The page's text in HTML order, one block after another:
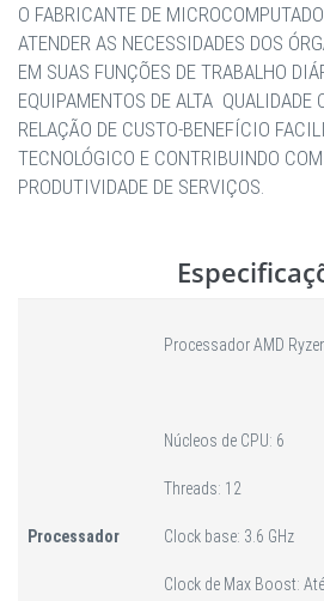
O FABRICANTE DE
ATENDER AS NECESSIDADES DOS
EM SUAS FUNÇÕES DE TRABALHO
EQUIPAMENTOS DE ALTA QUALIDADE
RELAÇÃO DE CUSTO-BENEFÍCIO
TECNOLÓGICO E CONTRIBUINDO
PRODUTIVIDADE DE SERVIÇOS.
Processador
Processador AMD
Núcleos de CPU: 6
Threads: 12
Clock base: 3.6 GHz
Clock de Max Boost: